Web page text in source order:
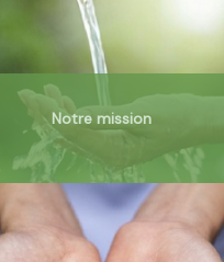
Notre mission